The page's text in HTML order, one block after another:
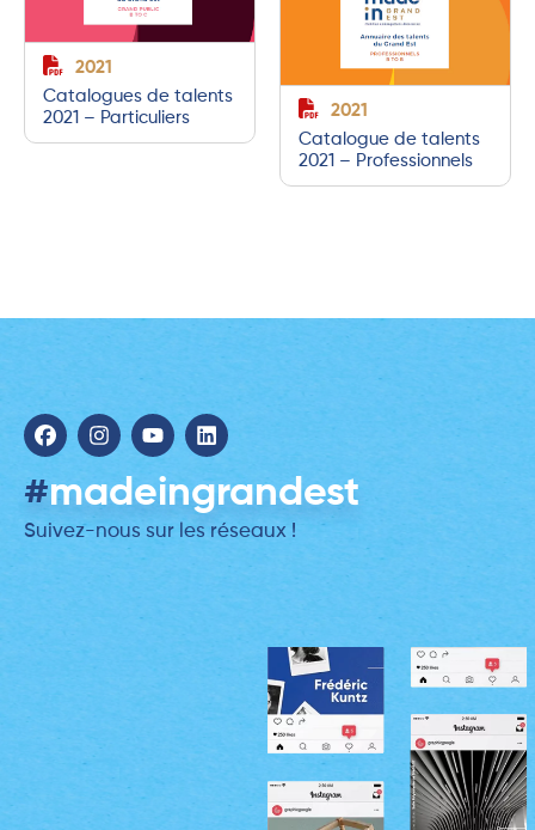
2021
Catalogues de talents
2021 – Particuliers
2021
Catalogue de talents
2021 – Professionnels
#madeingrandest
Suivez-nous sur les réseaux !